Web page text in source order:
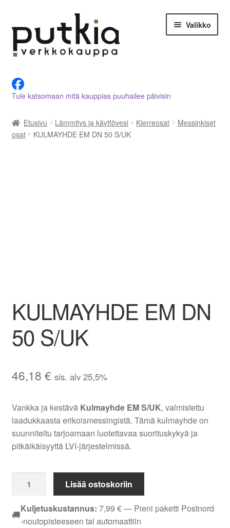
navigointiin
sisältöön
Valikko
Tietoja meistä
Asiakastilini
Tule katsomaan mitä kauppias puuhailee päivisin
Etusivu Lämmitys ja käyttövesi Kierreosat
Messinkiset
osat
KULMAYHDE EM DN 50 S/UK
KULMAYHDE EM DN
50 S/UK
46,18 € sis. alv 25,5%
Vankka ja kestävä Kulmayhde EM S/UK, valmistettu
laadukkaasta erikoismessingistä. Tämä kulmayhde on
suunniteltu tarjoamaan luotettavaa suorituskykyä ja
pitkäikäisyyttä LVI-järjestelmissä.
DN
50
Lisää ostoskoriin
🚚Kuljetuskustannus: 7,99 €— Pieni paketti Postnord
-noutopisteeseen tai automaattiin